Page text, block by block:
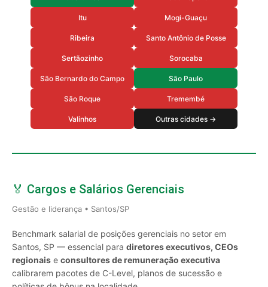
Itu Mogi-Guaçu
Ribeira Santo Antônio de Posse
Sertãozinho Sorocaba
São Bernardo do Campo São Paulo
São Roque Tremembé
Valinhos Outras cidades →
🏅 Cargos e Salários Gerenciais
Gestão e liderança • Santos/SP
Benchmark salarial de posições gerenciais no setor em
Santos, SP — essencial para diretores executivos, CEOs
regionais e consultores de remuneração executiva
calibrarem pacotes de C-Level, planos de sucessão e